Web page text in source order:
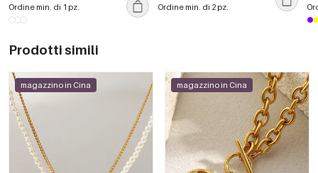
zirconi.
Ordine min. di 1 pz. Ordine min. di 2 pz.
Prodotti simili
magazzino in Cina magazzino in Cina